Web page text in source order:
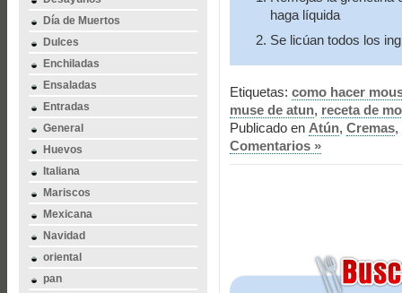
Día de Muertos
Dulces
Enchiladas
Ensaladas
Entradas
General
Huevos
Italiana
Mariscos
Mexicana
Navidad
oriental
pan
haga líquida
Se licúan todos los
Etiquetas: como hacer
muse de atun, receta de
Publicado en Atún, Cremas,
Comentarios »